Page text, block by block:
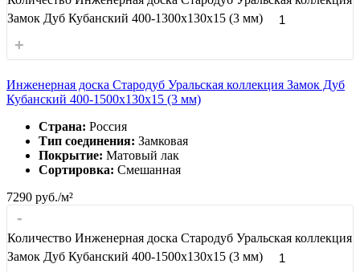
Замок Дуб Кубанский 400-1300x130x15 (3 мм)
+
Инженерная доска Стародуб Уральская коллекция Замок Дуб
Кубанский 400-1500x130x15 (3 мм)
Страна: Россия
Тип соединения: Замковая
Покрытие: Матовый лак
Сортировка: Смешанная
7290 руб./м²
-
Количество Инженерная доска Стародуб Уральская коллекция
Замок Дуб Кубанский 400-1500x130x15 (3 мм)